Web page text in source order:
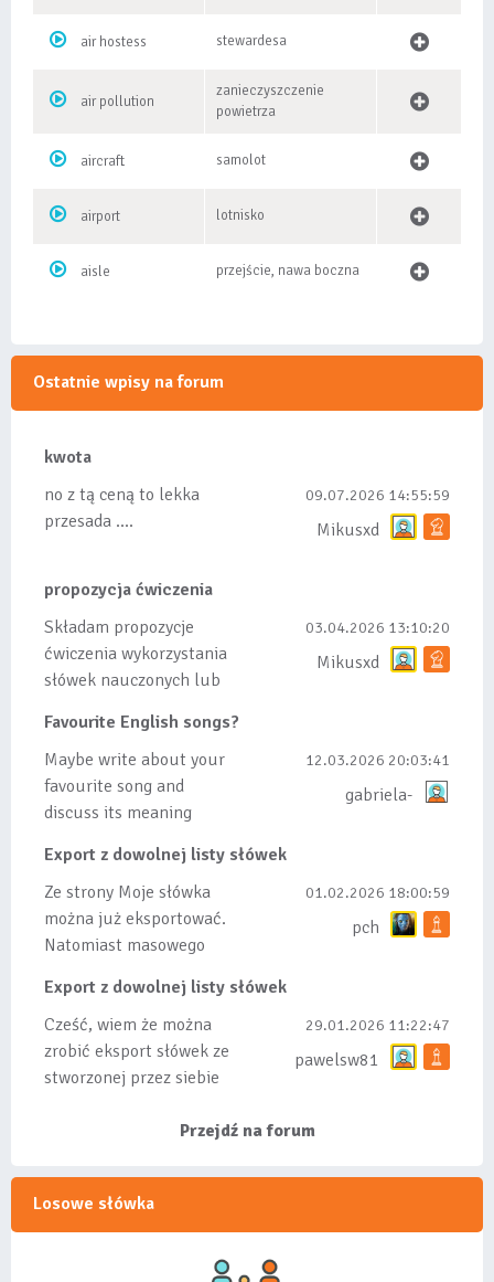
air hostess stewardesa
air pollution
zanieczyszczenie
powietrza
aircraft samolot
airport lotnisko
aisle przejście, nawa boczna
Ostatnie wpisy na forum
kwota
no z tą ceną to lekka
przesada ....
09.07.2026 14:55:59
Mikusxd
propozycja ćwiczenia
Składam propozycje
ćwiczenia wykorzystania
słówek nauczonych lub
tez ze wszys...
03.04.2026 13:10:20
Mikusxd
Favourite English songs?
Maybe write about your
favourite song and
discuss its meaning
12.03.2026 20:03:41
gabriela-
Export z dowolnej listy słówek
Ze strony Moje słówka
można już eksportować.
Natomiast masowego
bo wiąże się...
01.02.2026 18:00:59
pch
Export z dowolnej listy słówek
Cześć, wiem że można
zrobić eksport słówek ze
stworzonej przez siebie
29.01.2026 11:22:47
pawelsw81
Przejdź na forum
Losowe słówka